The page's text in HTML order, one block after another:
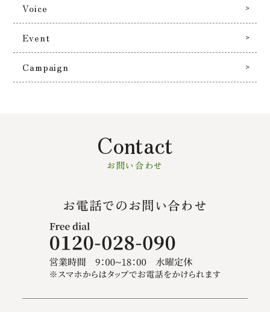
Voice
Event
Campaign
Contact
お問い合わせ
お電話でのお問い合わせ